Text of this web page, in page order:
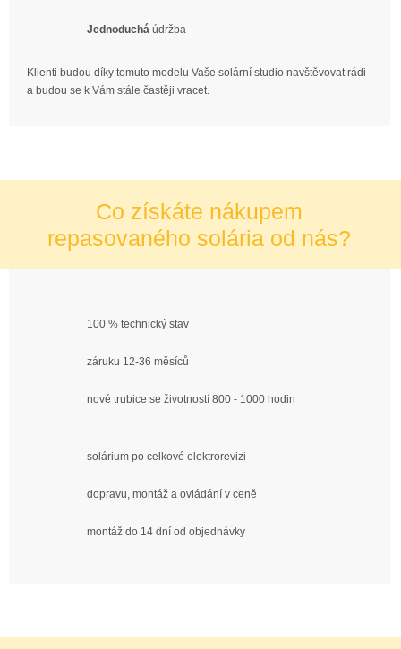
Jednoduchá údržba
Klienti budou díky tomuto modelu Vaše solární studio navštěvovat rádi
a budou se k Vám stále častěji vracet.
Co získáte nákupem
repasovaného solária od nás?
100 % technický stav
záruku 12-36 měsíců
nové trubice se životností 800 - 1000 hodin
solárium po celkové elektrorevizi
dopravu, montáž a ovládání v ceně
montáž do 14 dní od objednávky